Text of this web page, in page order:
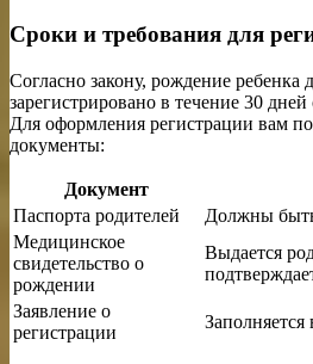
Сроки и требования для
Согласно закону, рождение ребенка
зарегистрировано в течение 30
Для оформления регистрации вам
документы:
Документ
Паспорта родителей
Должны
Медицинское
свидетельство о
рождении
Выдается
Заявление о
регистрации